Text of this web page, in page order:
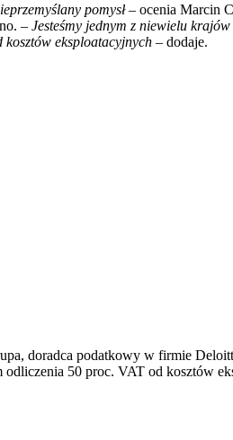
pomysł – ocenia Marcin
– Jesteśmy jednym z niewielu
kosztów eksploatacyjnych – dodaje.
doradca podatkowy w firmie
odliczenia 50 proc. VAT od kosztów